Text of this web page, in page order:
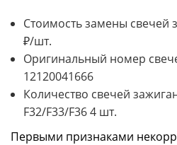
Стоимость замены свечей
₽/шт.
Оригинальный номер
12120041666
Количество свечей
F32/F33/F36 4 шт.
Первыми признаками